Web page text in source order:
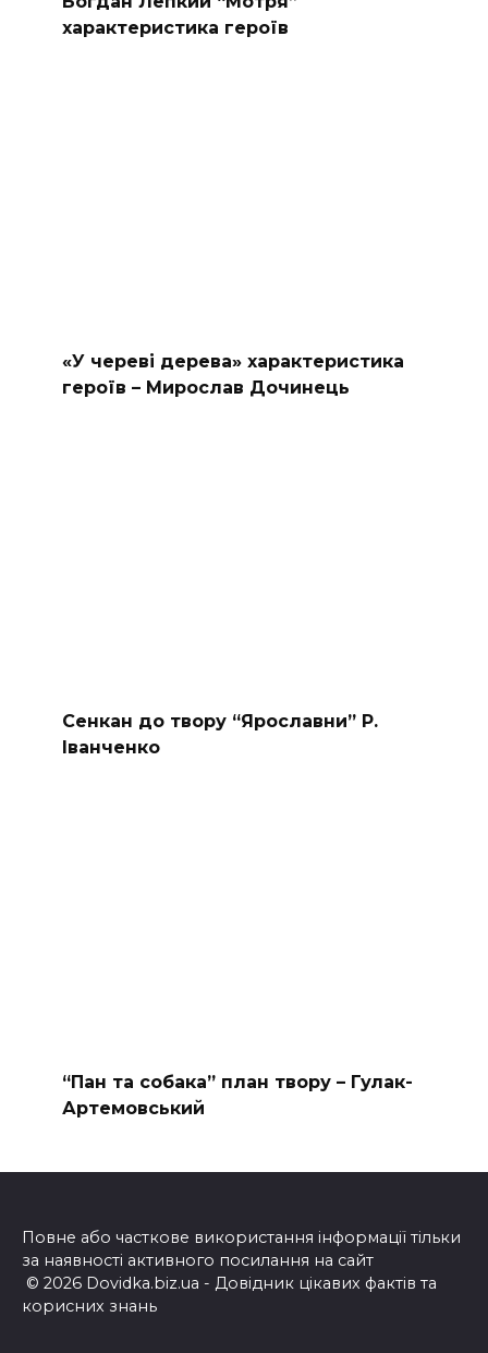
характеристика героїв
«У череві дерева» характеристика
героїв – Мирослав Дочинець
Сенкан до твору “Ярославни” Р.
Іванченко
“Пан та собака” план твору – Гулак-
Артемовський
Повне або часткове використання інформації тільки
за наявності активного посилання на сайт
© 2026 Dovidka.biz.ua - Довідник цікавих фактів та
корисних знань